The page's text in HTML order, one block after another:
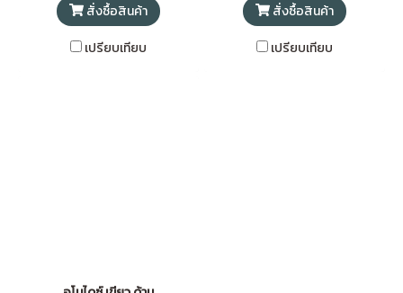
สั่งซื้อสินค้า
เปรียบเทียบ
สั่งซื้อสินค้า
เปรียบเทียบ